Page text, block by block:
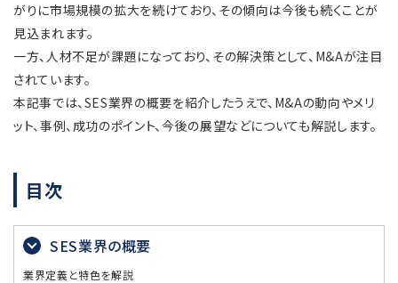
がりに市場規模の拡大を続けており、その傾向は今後も続くことが
見込まれます。
一方、人材不足が課題になっており、その解決策として、M&Aが注目
されています。
本記事では、SES業界の概要を紹介したうえで、M&Aの動向やメリ
ット、事例、成功のポイント、今後の展望などについても解説します。
目次
SES業界の概要
業界定義と特色を解説